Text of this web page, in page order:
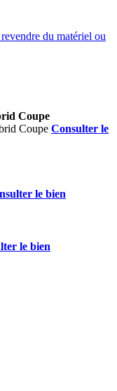
Coupe
Consulter le
le bien
le bien